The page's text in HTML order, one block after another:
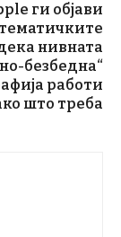
ги објави
нивната
безбедна“
работи
што треба